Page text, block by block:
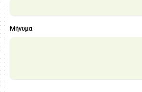
Μήνυμα